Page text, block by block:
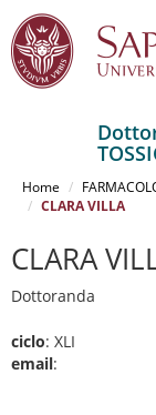
contenuto
Home
CLARA VILLA
CLARA
Dottoranda
ciclo: XLI
email: